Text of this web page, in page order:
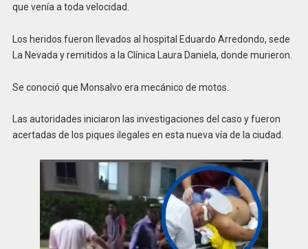
que venía a toda velocidad.
Los heridos fueron llevados al hospital Eduardo Arredondo, sede
La Nevada y remitidos a la Clínica Laura Daniela, donde murieron.
Se conoció que Monsalvo era mecánico de motos.
Las autoridades iniciaron las investigaciones del caso y fueron
acertadas de los piques ilegales en esta nueva vía de la ciudad.